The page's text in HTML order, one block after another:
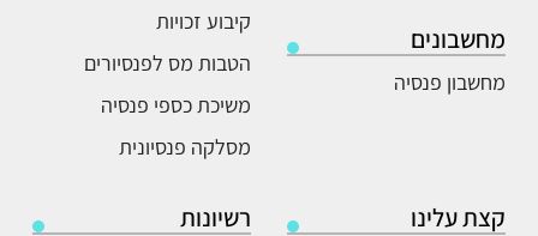
מחשבונים
מחשבון פנסיה
קיבוע זכויות
הטבות מס לפנסיורים
משיכת כספי פנסיה
מסלקה פנסיונית
קצת עלינו רשיונות